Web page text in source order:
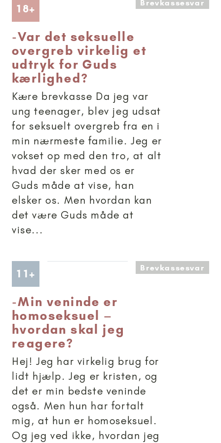
18+ Artikler anbefalet til 18+Brevkassesvar
-Var det seksuelle
overgreb virkelig et
udtryk for Guds
kærlighed?
Kære brevkasse Da jeg var
ung teenager, blev jeg udsat
for seksuelt overgreb fra en i
min nærmeste familie. Jeg er
vokset op med den tro, at alt
hvad der sker med os er
Guds måde at vise, han
elsker os. Men hvordan kan
det være Guds måde at
vise...
11+ Artikler anbefalet til 11+Brevkassesvar
-Min veninde er
homoseksuel –
hvordan skal jeg
reagere?
Hej! Jeg har virkelig brug for
lidt hjælp. Jeg er kristen, og
det er min bedste veninde
også. Men hun har fortalt
mig, at hun er homoseksuel.
Og jeg ved ikke, hvordan jeg